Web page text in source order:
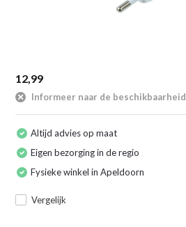
12,99
Informeer naar de beschikbaarheid
Altijd advies op maat
Eigen bezorging in de regio
Fysieke winkel in Apeldoorn
Vergelijk